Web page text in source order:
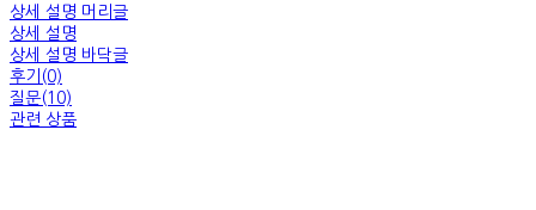
상세 설명 머리글
상세 설명
상세 설명 바닥글
후기(0)
질문(10)
관련 상품